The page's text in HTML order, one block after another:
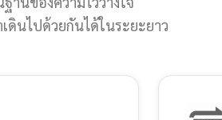
ดินไปด้วยกันได้ในระยะยาว